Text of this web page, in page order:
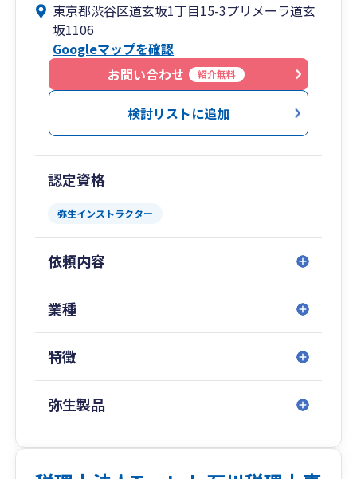
渋谷駅[井の頭線西口]徒歩2分
JR山手線渋谷駅から渋谷マークシティ道玄坂上出
口から徒歩30秒
横浜駅前オフィス
JR横浜駅西口 横浜市営地下鉄「横浜」駅 徒歩1分
弊社では、銀行からの資金調達のサポートや通常
の税理士サービス（記帳、決算、確定申告）に加
え、未来会計、将来を見据えた成長サポートを行
っております。
ミッション 100年経営とワクワクする良い会社創
りを応援します
ビジョン 21世紀の日本経済を元気に！
バリュー お客様第一主義の実現を通じて、全社員
が幸せになり、社会に貢献する
弊社では、ビジョン式月次決算書を活用して「お
出るのか」をお伝えして、良い会社づくりの支援
をしております。
東京都渋谷区道玄坂1丁目15-3プリメーラ道玄
坂1106
Googleマップを確認
お問い合わせ
紹介無料
検討リストに追加
認定資格
弥生インストラクター
依頼内容
業種
特徴
弥生製品